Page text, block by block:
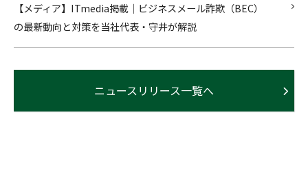
【メディア】ITmedia掲載｜ビジネスメール詐欺（BEC）
の最新動向と対策を当社代表・守井が解説
ニュースリリース一覧へ